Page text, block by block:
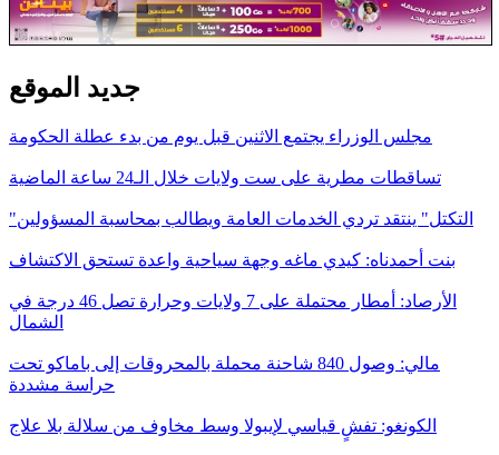
جديد الموقع
مجلس الوزراء يجتمع الاثنين قبل يوم من بدء عطلة الحكومة
تساقطات مطرية على ست ولايات خلال الـ24 ساعة الماضية
"التكتل" ينتقد تردي الخدمات العامة ويطالب بمحاسبة المسؤولين
بنت أحمدناه: كيدي ماغه وجهة سياحية واعدة تستحق الاكتشاف
الأرصاد: أمطار محتملة على 7 ولايات وحرارة تصل 46 درجة في
الشمال
مالي: وصول 840 شاحنة محملة بالمحروقات إلى باماكو تحت
حراسة مشددة
الكونغو: تفشٍ قياسي لإيبولا وسط مخاوف من سلالة بلا علاج